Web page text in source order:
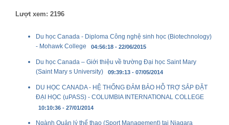
Lượt xem: 2196
Du học Canada - Diploma Công nghệ sinh học (Biotechnology)
- Mohawk College 04:56:18 - 22/06/2015
Du học Canada – Giới thiệu về trường Đại học Saint Mary
(Saint Mary s University) 09:39:13 - 07/05/2014
DU HỌC CANADA - HỆ THỐNG ĐẢM BẢO HỖ TRỢ SẮP ĐẶT
ĐẠI HỌC (uPASS) - COLUMBIA INTERNATIONAL COLLEGE
10:10:36 - 27/01/2014
Ngành Quản lý thể thao (Sport Management) tại Niagara